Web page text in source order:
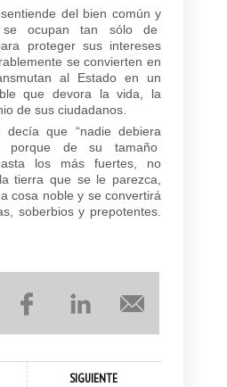
del bien común y
se ocupan tan sólo de
proteger sus intereses
se convierten en
al Estado en un
que devora la vida, la
de sus ciudadanos.
que “nadie debiera
porque de su tamaño
los más fuertes, no
tierra que se le parezca,
cosa noble y se convertirá
soberbios y prepotentes.
SIGUIENTE